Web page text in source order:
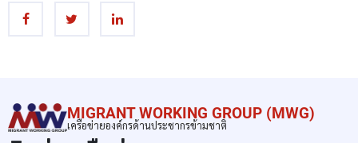
MIGRANT WORKING GROUP (MWG)
เครือข่ายองค์กรด้านประชากรข้ามชาติ